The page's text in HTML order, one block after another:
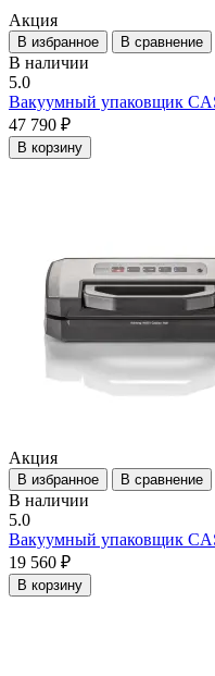
Акция
В избранное В сравнение
В наличии
5.0
Вакуумный упаковщик
47 790 ₽
В корзину
Акция
В избранное В сравнение
В наличии
5.0
Вакуумный упаковщик
19 560 ₽
В корзину